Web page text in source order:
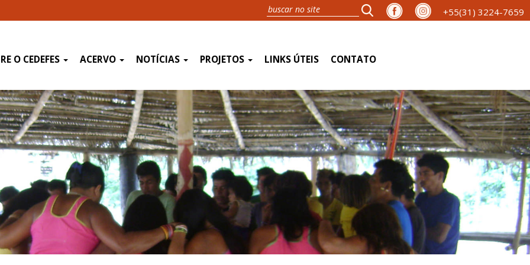
+55(31) 3224-7659
O CEDEFES ACERVO NOTÍCIAS PROJETOS LINKS ÚTEIS CONTATO